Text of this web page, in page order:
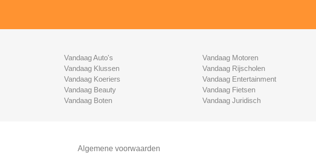
Vandaag Auto's
Vandaag Klussen
Vandaag Koeriers
Vandaag Beauty
Vandaag Boten
Vandaag Motoren
Vandaag Rijscholen
Vandaag Entertainment
Vandaag Fietsen
Vandaag Juridisch
Algemene voorwaarden